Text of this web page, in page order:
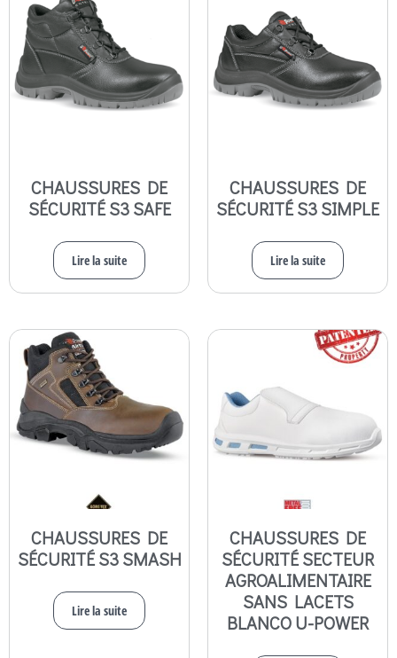
CHAUSSURES DE
SÉCURITÉ S3 SAFE
Lire la suite
CHAUSSURES DE
SÉCURITÉ S3 SIMPLE
Lire la suite
CHAUSSURES DE
SÉCURITÉ S3 SMASH
Lire la suite
CHAUSSURES DE
SÉCURITÉ SECTEUR
AGROALIMENTAIRE
SANS LACETS
BLANCO U-POWER